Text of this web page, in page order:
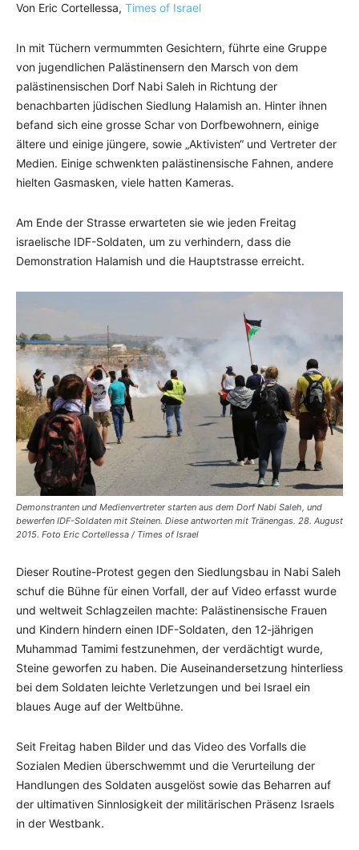
Von Eric Cortellessa, Times of Israel
In mit Tüchern vermummten Gesichtern, führte eine Gruppe
von jugendlichen Palästinensern den Marsch von dem
palästinensischen Dorf Nabi Saleh in Richtung der
benachbarten jüdischen Siedlung Halamish an. Hinter ihnen
befand sich eine grosse Schar von Dorfbewohnern, einige
ältere und einige jüngere, sowie „Aktivisten“ und Vertreter der
Medien. Einige schwenkten palästinensische Fahnen, andere
hielten Gasmasken, viele hatten Kameras.
Am Ende der Strasse erwarteten sie wie jeden Freitag
israelische IDF-Soldaten, um zu verhindern, dass die
Demonstration Halamish und die Hauptstrasse erreicht.
Demonstranten und Medienvertreter starten aus dem Dorf Nabi Saleh, und
bewerfen IDF-Soldaten mit Steinen. Diese antworten mit Tränengas. 28. August
2015. Foto Eric Cortellessa / Times of Israel
Dieser Routine-Protest gegen den Siedlungsbau in Nabi Saleh
schuf die Bühne für einen Vorfall, der auf Video erfasst wurde
und weltweit Schlagzeilen machte: Palästinensische Frauen
und Kindern hindern einen IDF-Soldaten, den 12-jährigen
Muhammad Tamimi festzunehmen, der verdächtigt wurde,
Steine geworfen zu haben. Die Auseinandersetzung hinterliess
bei dem Soldaten leichte Verletzungen und bei Israel ein
blaues Auge auf der Weltbühne.
Seit Freitag haben Bilder und das Video des Vorfalls die
Sozialen Medien überschwemmt und die Verurteilung der
Handlungen des Soldaten ausgelöst sowie das Beharren auf
der ultimativen Sinnlosigkeit der militärischen Präsenz Israels
in der Westbank.